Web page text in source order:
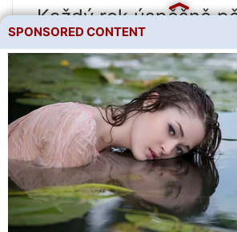
Každý rok úspěšně
okurky, cukety,
pouliční rajčata,
brokolici. Sousedé
jednoleté bylinky a
posledních letech
melouny a melouny v
SPONSORED CONTENT